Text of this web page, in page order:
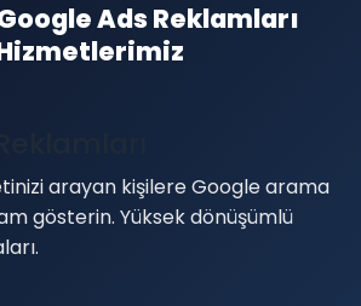
Ads Reklamları
arayan kişilere Google arama
gösterin. Yüksek dönüşümlü